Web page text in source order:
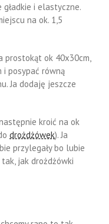
i elastyczne.
na ok. 1,5
prostokąt ok 40x30cm,
i posypać równą
Ja dodaję jeszcze
kroić na ok
drożdżówek). Ja
przylegały bo lubie
jak drożdżówki